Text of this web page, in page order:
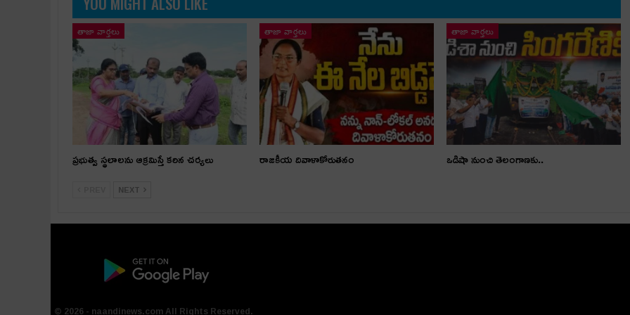
తాజా వార్తలు
ప్రభుత్వ స్థలాలను ఆక్రమిస్తే కఠిన చర్యలు
తాజా వార్తలు
రాజకీయ దివాళాకోరుతనం
తాజా వార్తలు
ఒడిషా నుంచి తెలంగాణ‌కు..
NEXT
© 2026 - naandinews.com All Rights Reserved.